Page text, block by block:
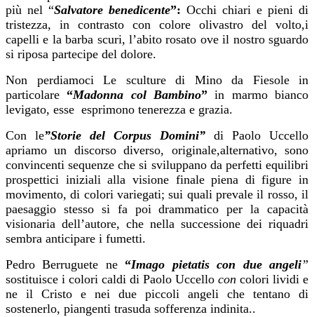
più nel “Salvatore benedicente”: Occhi chiari e pieni di
tristezza, in contrasto con colore olivastro del volto,i
capelli e la barba scuri, l’abito rosato ove il nostro sguardo
si riposa partecipe del dolore.
Non perdiamoci Le sculture di Mino da Fiesole
in
particolare “Madonna col Bambino”in marmo bianco
levigato, esse esprimono tenerezza e grazia.
Con le”Storie del Corpus Domini” di Paolo Uccello
apriamo un discorso diverso, originale,alternativo, sono
convincenti sequenze che si sviluppano da perfetti equilibri
prospettici iniziali alla visione finale piena di figure in
movimento, di colori variegati; sui quali prevale il rosso, il
paesaggio stesso si fa poi drammatico per la capacità
visionaria dell’autore, che nella successione dei riquadri
sembra anticipare i fumetti.
Pedro Berruguete ne“Imago pietatis con due angeli”
sostituisce i colori caldi di Paolo Uccello con colori lividi e
ne il Cristo e nei due piccoli angeli che tentano di
sostenerlo, piangenti trasuda sofferenza indinita..